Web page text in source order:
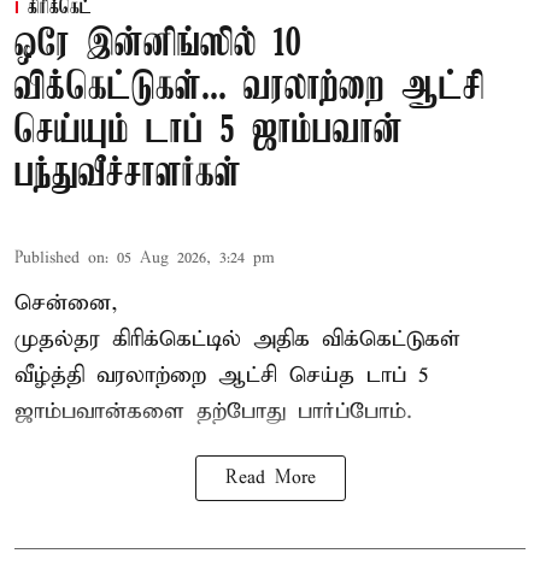
கிரிக்கெட்
ஒரே இன்னிங்ஸில் 10
விக்கெட்டுகள்... வரலாற்றை ஆட்சி
செய்யும் டாப் 5 ஜாம்பவான்
பந்துவீச்சாளர்கள்
Published on: 05 Aug 2026, 3:24 pm
சென்னை,
முதல்தர கிரிக்கெட்டில் அதிக விக்கெட்டுகள்
வீழ்த்தி வரலாற்றை ஆட்சி செய்த டாப் 5
ஜாம்பவான்களை தற்போது பார்ப்போம்.
Read More